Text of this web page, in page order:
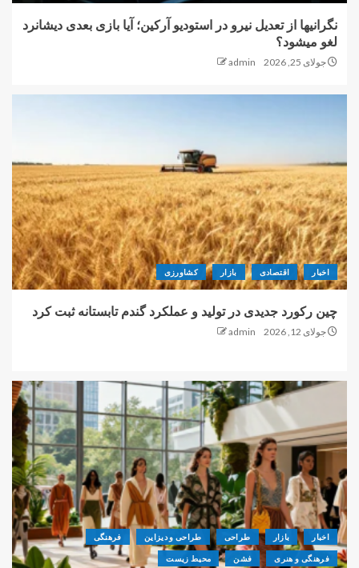
نگرانیها از تعدیل نیرو در استودیو آرکین؛ آیا بازی بعدی دیشانرد
لغو میشود؟
جولای 25, 2026 admin
اخبار اقتصادی بازار کشاورزی
چین رکورد جدیدی در تولید و عملکرد گندم تابستانه ثبت کرد
جولای 12, 2026 admin
اخبار بازار طراحی طراحی و دیزاین فرهنگی
فرهنگی و هنری فشن محیط زیست